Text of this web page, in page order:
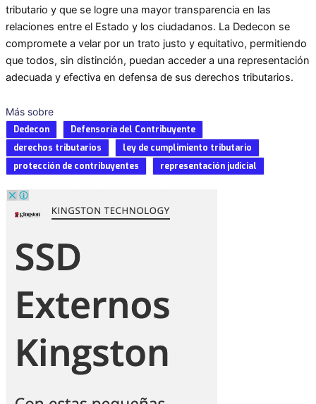
tributario y que se logre una mayor transparencia en las
relaciones entre el Estado y los ciudadanos. La Dedecon se
compromete a velar por un trato justo y equitativo, permitiendo
que todos, sin distinción, puedan acceder a una representación
adecuada y efectiva en defensa de sus derechos tributarios.
Más sobre
Dedecon
Defensoría del Contribuyente
derechos tributarios
ley de cumplimiento tributario
protección de contribuyentes
representación judicial